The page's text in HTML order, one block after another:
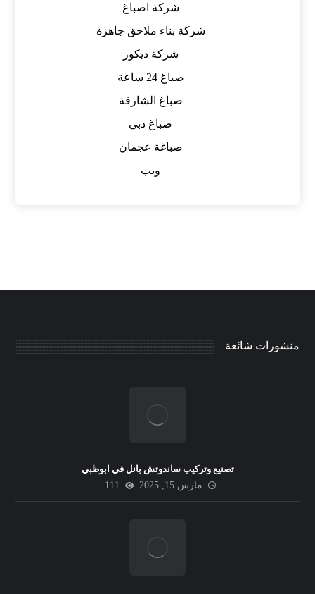
شركة اصباغ
شركة بناء ملاحق جاهزة
شركة ديكور
صباغ 24 ساعة
صباغ الشارقة
صباغ دبي
صباغة عجمان
ويب
منشورات شائعة
تصنيع وتركيب ساندوتش بانل في ابوظبي
مارس 15, 2025
111